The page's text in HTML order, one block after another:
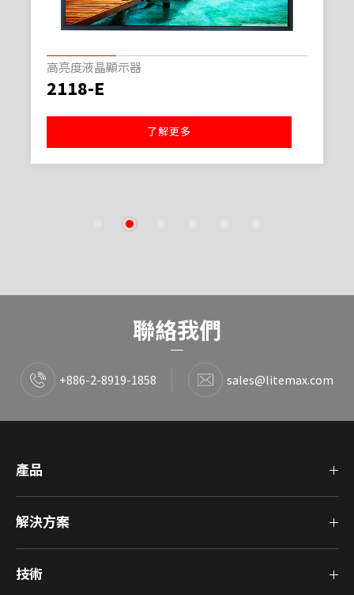
高亮度液晶顯示器
2118-E
了解更多
2
聯絡我們
+886-2-8919-1858 sales@litemax.com
產品
解決方案
技術